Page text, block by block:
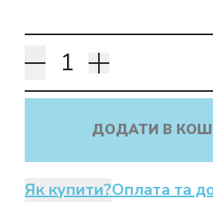
ДОДАТИ В
Як купити?Оплата та